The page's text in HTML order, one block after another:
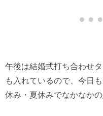
午後は結婚式打ち合わせ
も入れているので、今日
休み・夏休みでなかなかの